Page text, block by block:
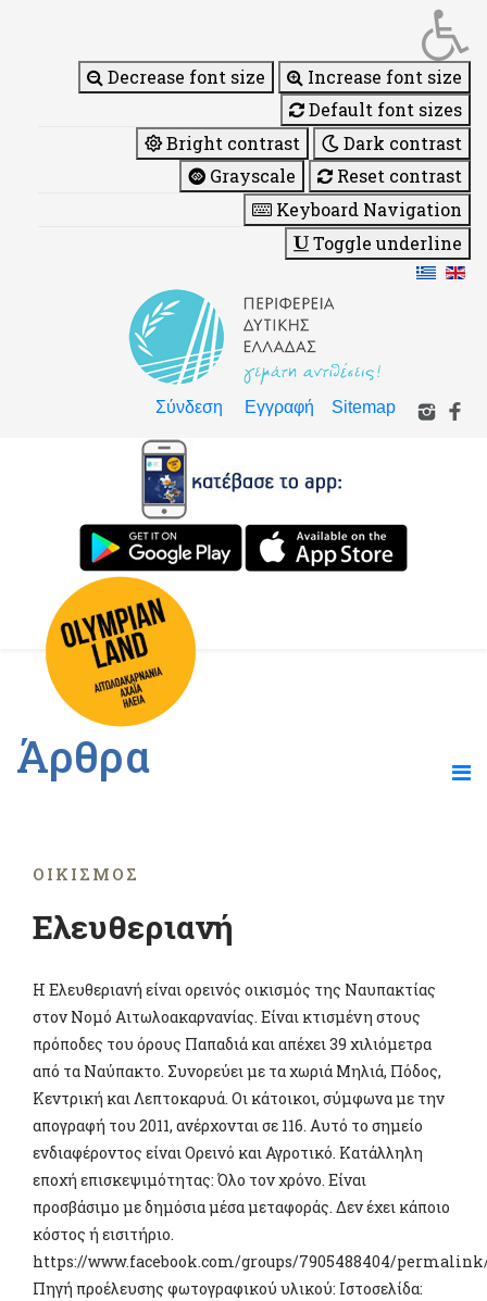
Decrease font size
Increase font size
Default font sizes
Bright contrast
Dark contrast
Grayscale
Reset contrast
Keyboard Navigation
Toggle underline
Σύνδεση Εγγραφή Sitemap
Άρθρα
ΟΙΚΙΣΜΌΣ
Ελευθεριανή
Η Ελευθεριανή είναι ορεινός οικισμός της Ναυπακτίας
στον Νομό Αιτωλοακαρνανίας. Είναι κτισμένη στους
πρόποδες του όρους Παπαδιά και απέχει 39 χιλιόμετρα
από τα Ναύπακτο. Συνορεύει με τα χωριά Μηλιά, Πόδος,
Κεντρική και Λεπτοκαρυά. Οι κάτοικοι, σύμφωνα με την
απογραφή του 2011, ανέρχονται σε 116. Αυτό το σημείο
ενδιαφέροντος είναι Ορεινό και Αγροτικό. Κατάλληλη
εποχή επισκεψιμότητας: Όλο τον χρόνο. Είναι
προσβάσιμο με δημόσια μέσα μεταφοράς. Δεν έχει κάποιο
κόστος ή εισιτήριο.
https://www.facebook.com/groups/7905488404/permalink/
Πηγή προέλευσης φωτογραφικού υλικού: Ιστοσελίδα: